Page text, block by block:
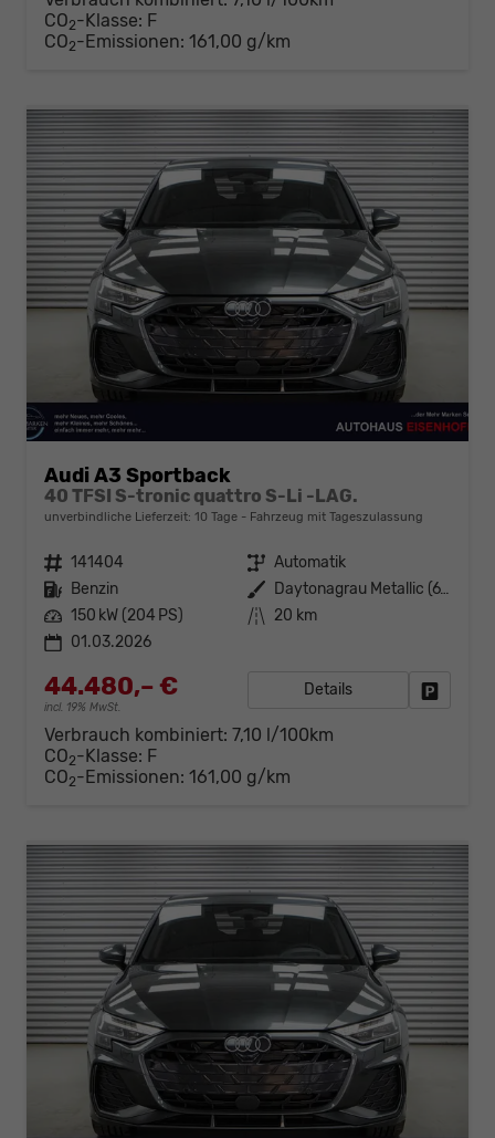
CO2-Klasse: F
CO2-Emissionen: 161,00 g/km
Audi A3 Sportback
40 TFSI S-tronic quattro S-Li -LAG.
unverbindliche Lieferzeit: 10 Tage Fahrzeug mit Tageszulassung
Fahrzeugnr. 141404 Getriebe Automatik
Kraftstoff Benzin Außenfarbe
Daytonagrau Metallic (6Y)
Leistung 150 kW (204 PS) Kilometerstand 20 km
01.03.2026
44.480,– €
incl. 19% MwSt.
Details
Verbrauch kombiniert: 7,10 l/100km
CO2-Klasse: F
CO2-Emissionen: 161,00 g/km